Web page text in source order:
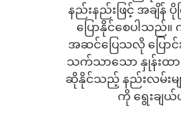
နည်းနည်းဖြင့် အချိန် ပို
ပြောနိုင်စေပါသည်
အဆင်ပြေသလို ပြောင်
သက်သာသော နှုန်းထားဖ
ဆိုနိုင်သည့် နည်းလမ်းမ
ကို ရွေးချယ်